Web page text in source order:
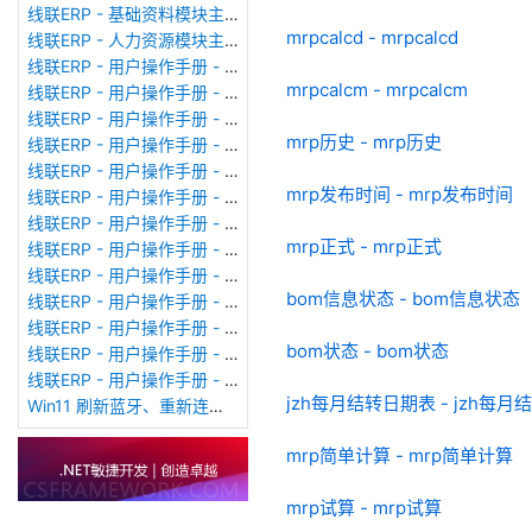
线联ERP - 基础资料模块主界面
线联ERP - 人力资源模块主界面
线联ERP - 用户操作手册 - 个人考勤报表（横向）
线联ERP - 用户操作手册 - 部门考勤报表
线联ERP - 用户操作手册 - 个人考勤报表
线联ERP - 用户操作手册 - 考勤计算
线联ERP - 用户操作手册 - 节假日管理
线联ERP - 用户操作手册 - 请假管理
线联ERP - 用户操作手册 - 补卡管理
线联ERP - 用户操作手册 - 考勤设备管理
线联ERP - 用户操作手册 - 考勤参数配置
线联ERP - 用户操作手册 - 考勤设备绑定
线联ERP - 用户操作手册 - 员工档案
线联ERP - 用户操作手册 - 班次管理
线联ERP - 用户操作手册 - 排班管理
Win11 刷新蓝牙、重新连接蓝牙音响
mrpcalcd - mrpcalcd
mrpcalcm - mrpcalcm
mrp历史 - mrp历史
mrp发布时间 - mrp发布时间
mrp正式 - mrp正式
bom信息状态 - bom信息状态
bom状态 - bom状态
jzh每月结转日期表 - jzh每月
mrp简单计算 - mrp简单计算
mrp试算 - mrp试算